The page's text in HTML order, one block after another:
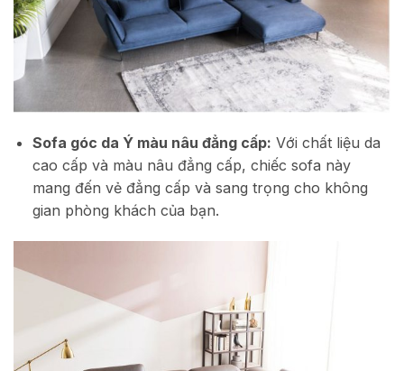
Sofa góc da Ý màu nâu đẳng cấp: Với chất liệu da
cao cấp và màu nâu đẳng cấp, chiếc sofa này
mang đến vẻ đẳng cấp và sang trọng cho không
gian phòng khách của bạn.